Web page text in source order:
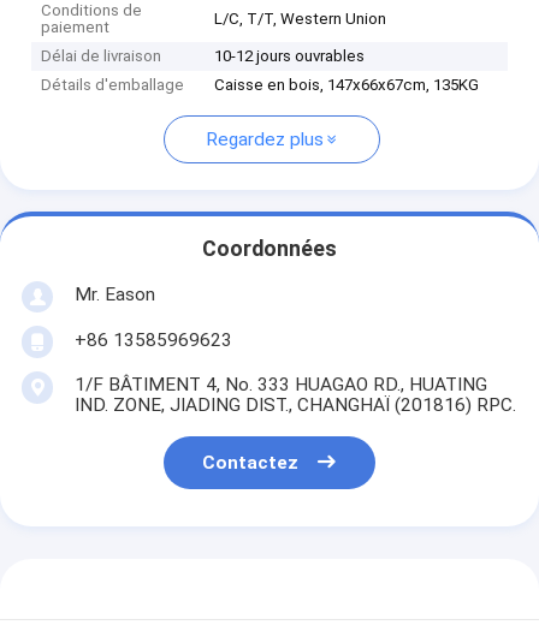
Conditions de
paiement
L/C, T/T, Western Union
Délai de livraison
10-12 jours ouvrables
Détails d'emballage
Caisse en bois, 147x66x67cm, 135KG
Regardez plus
Coordonnées
Mr. Eason
+86 13585969623
1/F BÂTIMENT 4, No. 333 HUAGAO RD., HUATING
IND. ZONE, JIADING DIST., CHANGHAÏ (201816) RPC.
Contactez